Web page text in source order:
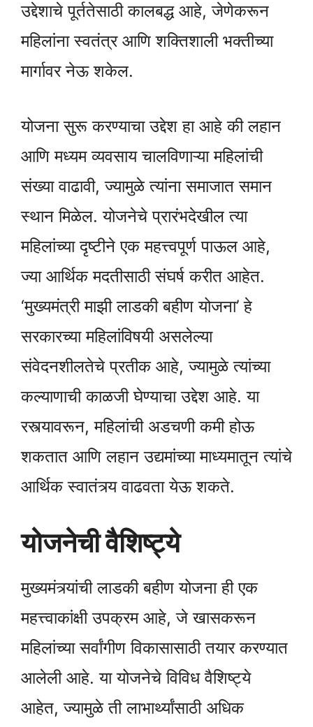
उद्देशाचे पूर्ततेसाठी कालबद्ध आहे, जेणेकरून
महिलांना स्वतंत्र आणि शक्तिशाली भक्तीच्या
मार्गावर नेऊ शकेल.
योजना सुरू करण्याचा उद्देश हा आहे की लहान
आणि मध्यम व्यवसाय चालविणाऱ्या महिलांची
संख्या वाढावी, ज्यामुळे त्यांना समाजात समान
स्थान मिळेल. योजनेचे प्रारंभदेखील त्या
महिलांच्या दृष्टीने एक महत्त्वपूर्ण पाऊल आहे,
ज्या आर्थिक मदतीसाठी संघर्ष करीत आहेत.
‘मुख्यमंत्री माझी लाडकी बहीण योजना’ हे
सरकारच्या महिलांविषयी असलेल्या
संवेदनशीलतेचे प्रतीक आहे, ज्यामुळे त्यांच्या
कल्याणाची काळजी घेण्याचा उद्देश आहे. या
रस्त्यावरून, महिलांची अडचणी कमी होऊ
शकतात आणि लहान उद्यमांच्या माध्यमातून त्यांचे
आर्थिक स्वातंत्र्य वाढवता येऊ शकते.
योजनेची वैशिष्ट्ये
मुख्यमंत्र्यांची लाडकी बहीण योजना ही एक
महत्त्वाकांक्षी उपक्रम आहे, जे खासकरून
महिलांच्या सर्वांगीण विकासासाठी तयार करण्यात
आलेली आहे. या योजनेचे विविध वैशिष्ट्ये
आहेत, ज्यामुळे ती लाभार्थ्यांसाठी अधिक